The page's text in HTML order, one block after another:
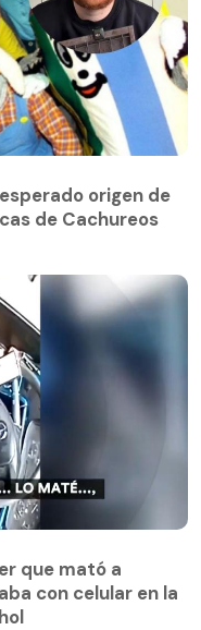
origen de
de Cachureos
con celular en la
que mató a
con celular en la